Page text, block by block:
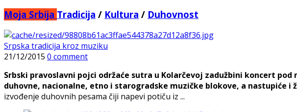
Moja Srbija Tradicija / Kultura / Duhovnost
Srpska tradicija kroz muziku
21/12/2015 0 comment
Srbski pravoslavni pojci održaće sutra u Kolarčevoj zadužbini koncert
duhovne, nacionalne, etno i starogradske muzičke blokove, a nastupiće i
izvođenje duhovnih pesama čiji napevi potiču iz ...